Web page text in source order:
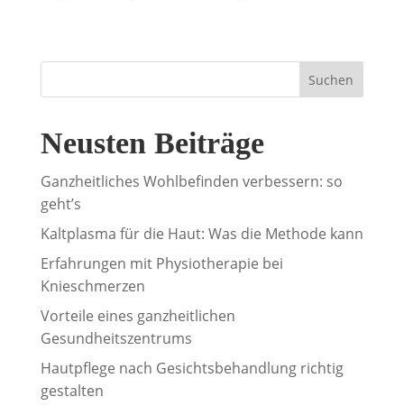
Suchen
Neusten Beiträge
Ganzheitliches Wohlbefinden verbessern: so
geht’s
Kaltplasma für die Haut: Was die Methode kann
Erfahrungen mit Physiotherapie bei
Knieschmerzen
Vorteile eines ganzheitlichen
Gesundheitszentrums
Hautpflege nach Gesichtsbehandlung richtig
gestalten